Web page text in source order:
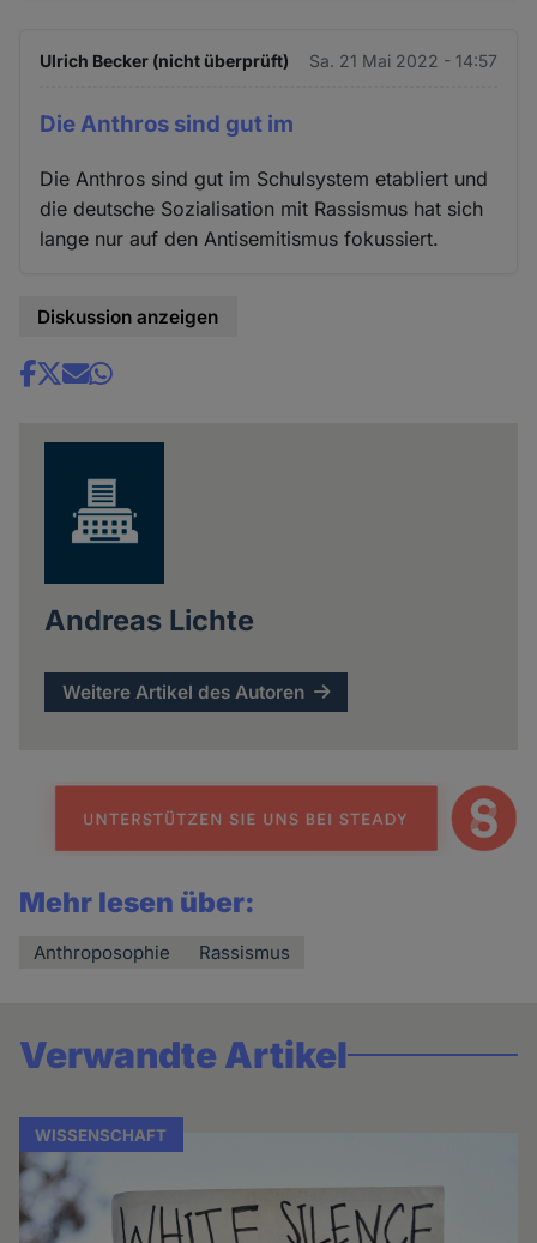
Ulrich Becker (nicht überprüft) Sa. 21 Mai 2022 - 14:57
Die Anthros sind gut im
Die Anthros sind gut im Schulsystem etabliert und
die deutsche Sozialisation mit Rassismus hat sich
lange nur auf den Antisemitismus fokussiert.
Diskussion anzeigen
Share
Andreas Lichte
Weitere Artikel des Autoren
Mehr lesen über:
Anthroposophie Rassismus
Verwandte Artikel
WISSENSCHAFT